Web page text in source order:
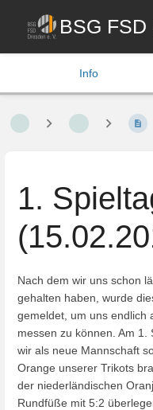
BSG FSD
Info
1.
Nach dem wir uns schon
gehalten haben, wurde
gemeldet, um uns endlich
messen zu können. Am 1.
wir als neue Mannschaft
Orange unserer Trikots
der niederländischen
Rundfüße mit 5:2